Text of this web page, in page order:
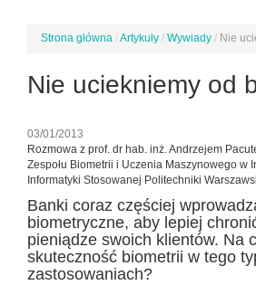
Jesteś
Strona główna /Artykuły / Wywiady / Nie
Nie uciekniemy od
03/01/2013
Rozmowa z prof. dr hab. inż. Andrzejem
Zespołu Biometrii i Uczenia Maszynowego w
Informatyki Stosowanej Politechniki
Banki coraz częściej
biometryczne, aby lepiej
pieniądze swoich klientów. Na
skuteczność biometrii w tego
zastosowaniach?